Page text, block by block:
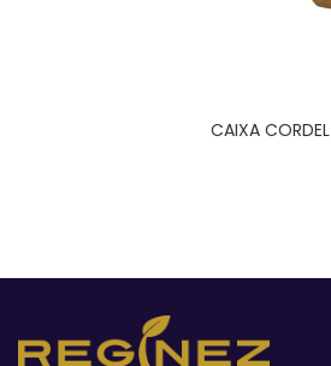
CAIXA CORDEL